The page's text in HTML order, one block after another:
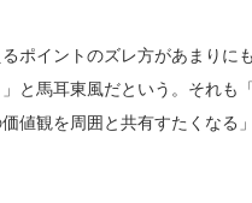
ポイントのズレ方があまりに
と馬耳東風だという。それも
値観を周囲と共有すたくな